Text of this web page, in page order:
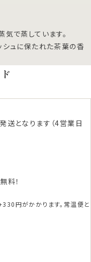
で蒸しています。
シュに保たれた茶葉の香
送となります（4営業日
料！
円がかかります。常温便と